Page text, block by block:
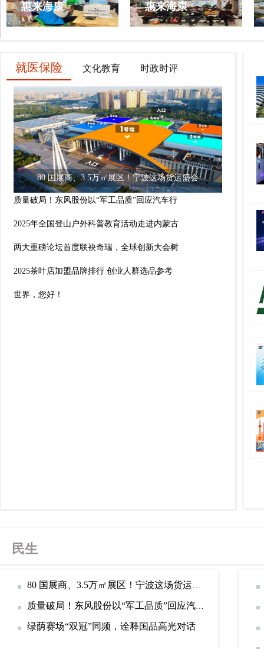
惠来海康 惠来海康
就医保险 文化教育 时政时评
80 国展商、3.5万㎡展区！宁波这场货运盛会
质量破局！东风股份以“军工品质”回应汽车行
2025年全国登山户外科普教育活动走进内蒙古
两大重磅论坛首度联袂奇瑞，全球创新大会树
2025茶叶店加盟品牌排行 创业人群选品参考
世界，您好！
民生
80 国展商、3.5万㎡展区！宁波这场货运盛会，藏着物流航贸人的精
质量破局！东风股份以“军工品质”回应汽车行业内卷
绿荫赛场“双冠”同频，诠释国品高光对话